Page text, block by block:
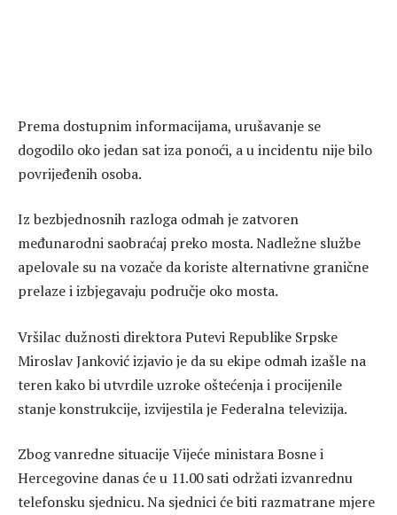
Prema dostupnim informacijama, urušavanje se
dogodilo oko jedan sat iza ponoći, a u incidentu nije bilo
povrijeđenih osoba.
Iz bezbjednosnih razloga odmah je zatvoren
međunarodni saobraćaj preko mosta. Nadležne službe
apelovale su na vozače da koriste alternativne granične
prelaze i izbjegavaju područje oko mosta.
Vršilac dužnosti direktora Putevi Republike Srpske
Miroslav Janković izjavio je da su ekipe odmah izašle na
teren kako bi utvrdile uzroke oštećenja i procijenile
stanje konstrukcije, izvijestila je Federalna televizija.
Zbog vanredne situacije Vijeće ministara Bosne i
Hercegovine danas će u 11.00 sati održati izvanrednu
telefonsku sjednicu. Na sjednici će biti razmatrane mjere